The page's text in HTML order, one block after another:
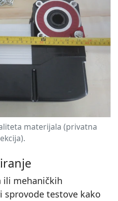
materijala (privatna
ili mehaničkih
testove kako